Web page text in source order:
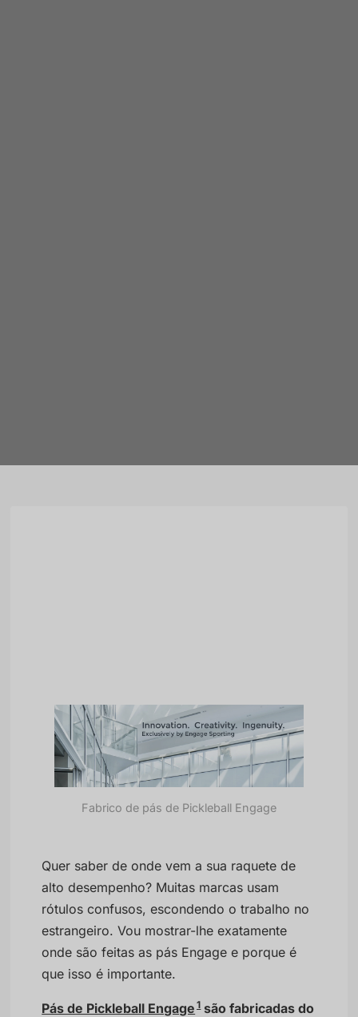
Fabrico de pás de Pickleball Engage
Quer saber de onde vem a sua raquete de
alto desempenho? Muitas marcas usam
rótulos confusos, escondendo o trabalho no
estrangeiro. Vou mostrar-lhe exatamente
onde são feitas as pás Engage e porque é
que isso é importante.
Pás de Pickleball Engage 1são fabricadas do